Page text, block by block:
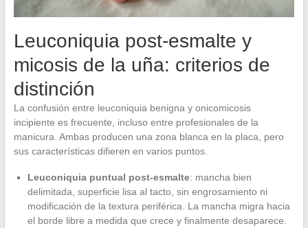
Leuconiquia post-esmalte y
micosis de la uña: criterios de
distinción
La confusión entre leuconiquia benigna y onicomicosis
incipiente es frecuente, incluso entre profesionales de la
manicura. Ambas producen una zona blanca en la placa, pero
sus características difieren en varios puntos.
Leuconiquia puntual post-esmalte: mancha bien
delimitada, superficie lisa al tacto, sin engrosamiento ni
modificación de la textura periférica. La mancha migra hacia
el borde libre a medida que crece y finalmente desaparece.